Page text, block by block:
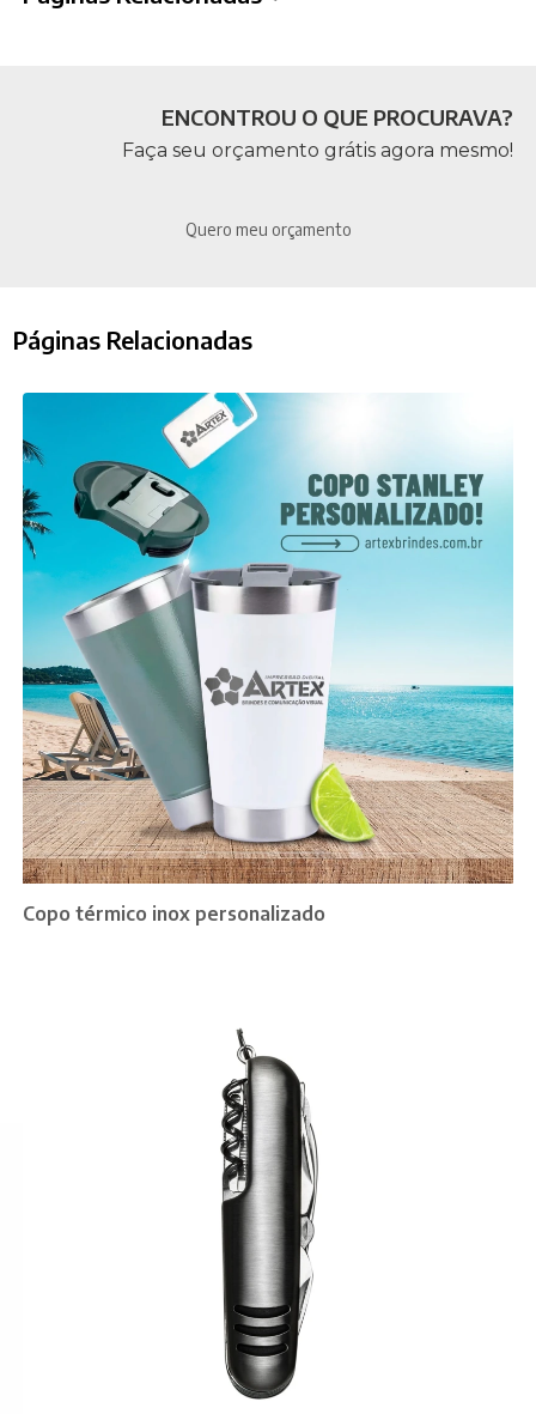
ENCONTROU O QUE PROCURAVA?
Faça seu orçamento grátis agora mesmo!
Quero meu orçamento
Páginas Relacionadas
Copo térmico inox personalizado